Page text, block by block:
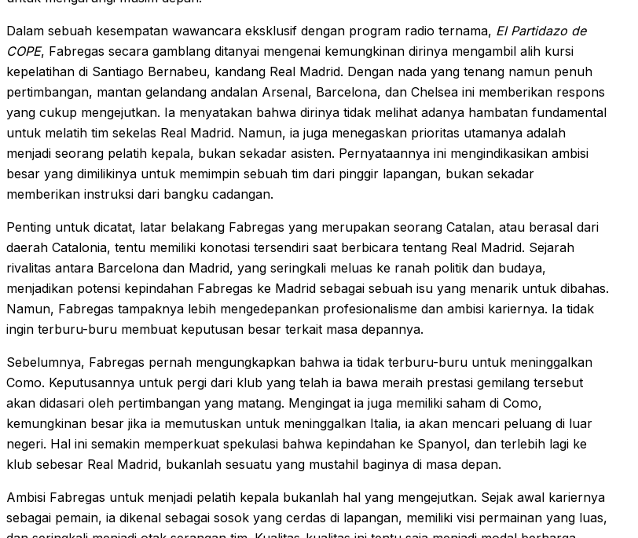
Dalam sebuah kesempatan wawancara eksklusif dengan program radio ternama, El Partidazo de
COPE, Fabregas secara gamblang ditanyai mengenai kemungkinan dirinya mengambil alih kursi
kepelatihan di Santiago Bernabeu, kandang Real Madrid. Dengan nada yang tenang namun penuh
pertimbangan, mantan gelandang andalan Arsenal, Barcelona, dan Chelsea ini memberikan respons
yang cukup mengejutkan. Ia menyatakan bahwa dirinya tidak melihat adanya hambatan fundamental
untuk melatih tim sekelas Real Madrid. Namun, ia juga menegaskan prioritas utamanya adalah
menjadi seorang pelatih kepala, bukan sekadar asisten. Pernyataannya ini mengindikasikan ambisi
besar yang dimilikinya untuk memimpin sebuah tim dari pinggir lapangan, bukan sekadar
memberikan instruksi dari bangku cadangan.
Penting untuk dicatat, latar belakang Fabregas yang merupakan seorang Catalan, atau berasal dari
daerah Catalonia, tentu memiliki konotasi tersendiri saat berbicara tentang Real Madrid. Sejarah
rivalitas antara Barcelona dan Madrid, yang seringkali meluas ke ranah politik dan budaya,
menjadikan potensi kepindahan Fabregas ke Madrid sebagai sebuah isu yang menarik untuk dibahas.
Namun, Fabregas tampaknya lebih mengedepankan profesionalisme dan ambisi kariernya. Ia tidak
ingin terburu-buru membuat keputusan besar terkait masa depannya.
Sebelumnya, Fabregas pernah mengungkapkan bahwa ia tidak terburu-buru untuk meninggalkan
Como. Keputusannya untuk pergi dari klub yang telah ia bawa meraih prestasi gemilang tersebut
akan didasari oleh pertimbangan yang matang. Mengingat ia juga memiliki saham di Como,
kemungkinan besar jika ia memutuskan untuk meninggalkan Italia, ia akan mencari peluang di luar
negeri. Hal ini semakin memperkuat spekulasi bahwa kepindahan ke Spanyol, dan terlebih lagi ke
klub sebesar Real Madrid, bukanlah sesuatu yang mustahil baginya di masa depan.
Ambisi Fabregas untuk menjadi pelatih kepala bukanlah hal yang mengejutkan. Sejak awal kariernya
sebagai pemain, ia dikenal sebagai sosok yang cerdas di lapangan, memiliki visi permainan yang luas,